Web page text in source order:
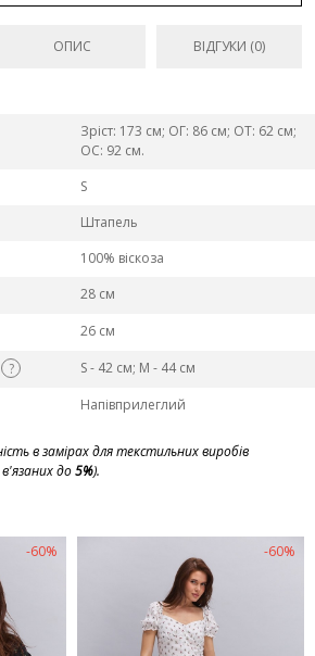
ОПИС ВІДГУКИ (0)
Зріст: 173 см; ОГ: 86 см; ОТ: 62 см;
ОС: 92 см.
S
Штапель
100% віскоза
28 см
26 см
?
S - 42 см; M - 44 см
Напівприлеглий
в замірах для текстильних виробів
в'язаних до5%).
-60% -60%